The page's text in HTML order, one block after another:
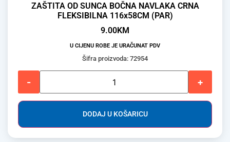
ZAŠTITA OD SUNCA BOČNA NAVLAKA CRNA
FLEKSIBILNA 116x58CM (PAR)
9.00KM
U CIJENU ROBE JE URAČUNAT PDV
Šifra proizvoda: 72954
- +
DODAJ U KOŠARICU